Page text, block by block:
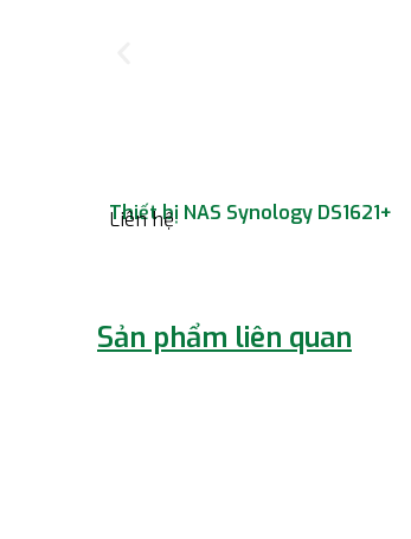
Thiết bị NAS Synology DS1621+
Liên hệ
Sản phẩm liên quan